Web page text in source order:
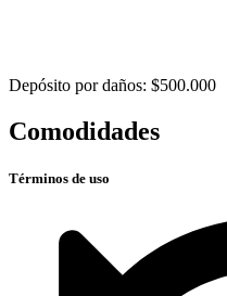
Depósito por daños: $500.000
Comodidades
Términos de uso